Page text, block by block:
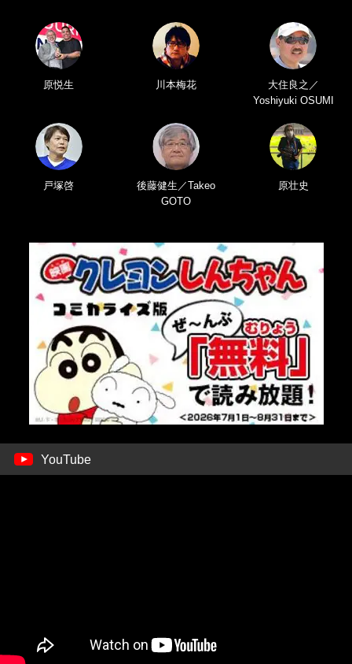
原悦生 川本梅花
大住良之／
Yoshiyuki OSUMI
戸塚啓
後藤健生／Takeo
GOTO
原壮史
YouTube